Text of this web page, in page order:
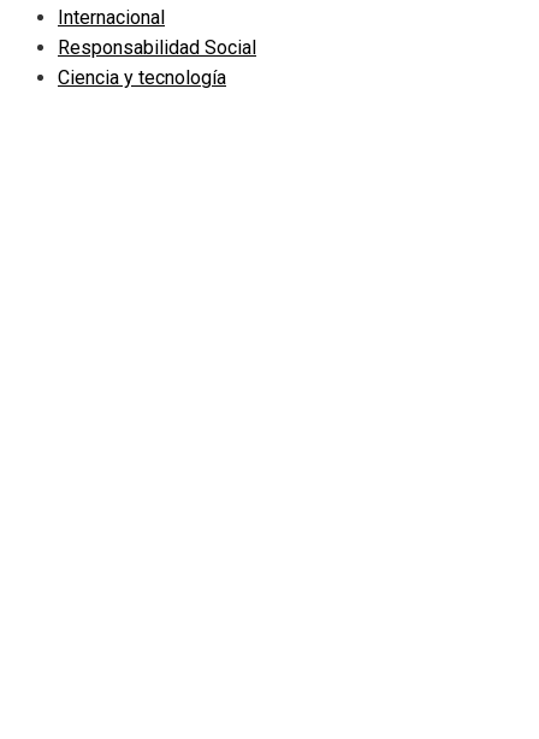
Internacional
Responsabilidad Social
Ciencia y tecnología